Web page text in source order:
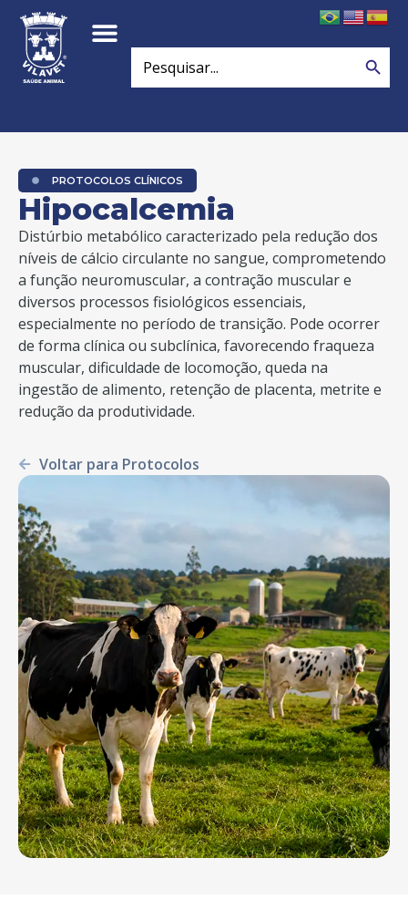
for:
PROTOCOLOS CLÍNICOS
Hipocalcemia
Distúrbio metabólico caracterizado pela redução dos
níveis de cálcio circulante no sangue, comprometendo
a função neuromuscular, a contração muscular e
diversos processos fisiológicos essenciais,
especialmente no período de transição. Pode ocorrer
de forma clínica ou subclínica, favorecendo fraqueza
muscular, dificuldade de locomoção, queda na
ingestão de alimento, retenção de placenta, metrite e
redução da produtividade.
Voltar para Protocolos